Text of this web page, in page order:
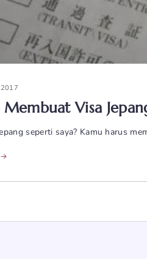
2017
Membuat Visa
seperti saya? Kamu harus